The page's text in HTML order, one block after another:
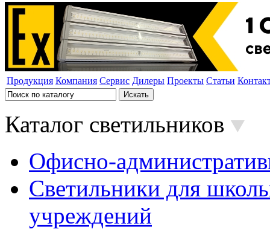
Продукция Компания Сервис Дилеры Проекты Статьи
Каталог светильников
Офисно-
Светильники для
учреждений